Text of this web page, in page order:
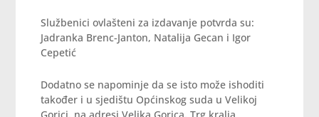
Službenici ovlašteni za izdavanje potvrda su:
Jadranka Brenc-Janton, Natalija Gecan i Igor
Cepetić
Dodatno se napominje da se isto može ishoditi
također i u sjedištu Općinskog suda u Velikoj